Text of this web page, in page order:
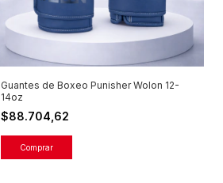
Guantes de Boxeo Punisher Wolon 12-
14oz
$88.704,62
Comprar